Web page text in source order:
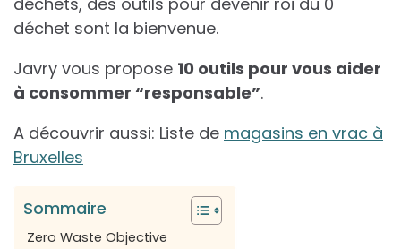
déchet sont la bienvenue.
Javry vous propose 10 outils pour vous aider
à consommer “responsable”.
A découvrir aussi: Liste de magasins en vrac à
Bruxelles
Sommaire
Zero Waste Objective